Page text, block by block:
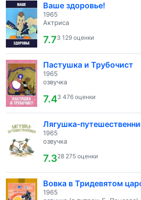
Ваше здоровье!
1965
Актриса
7.73 129 оценки
Пастушка и Трубочист
1965
озвучка
7.43 476 оценки
Лягушка-
1965
озвучка
7.328 275 оценки
Вовка в Тридевятом
1965